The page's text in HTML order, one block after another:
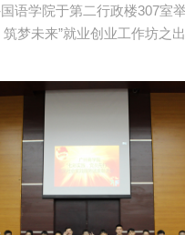
语学院于第二行政楼307室
筑梦未来”就业创业工作坊之
动。 会上，徐超就各位同
准备情况进行了了解。今年
行深造的比较多，主要集中
学、香港城市大学、香港大
大学等。此外，日本城西国
、皇家霍洛威大学及德国的
。为了...